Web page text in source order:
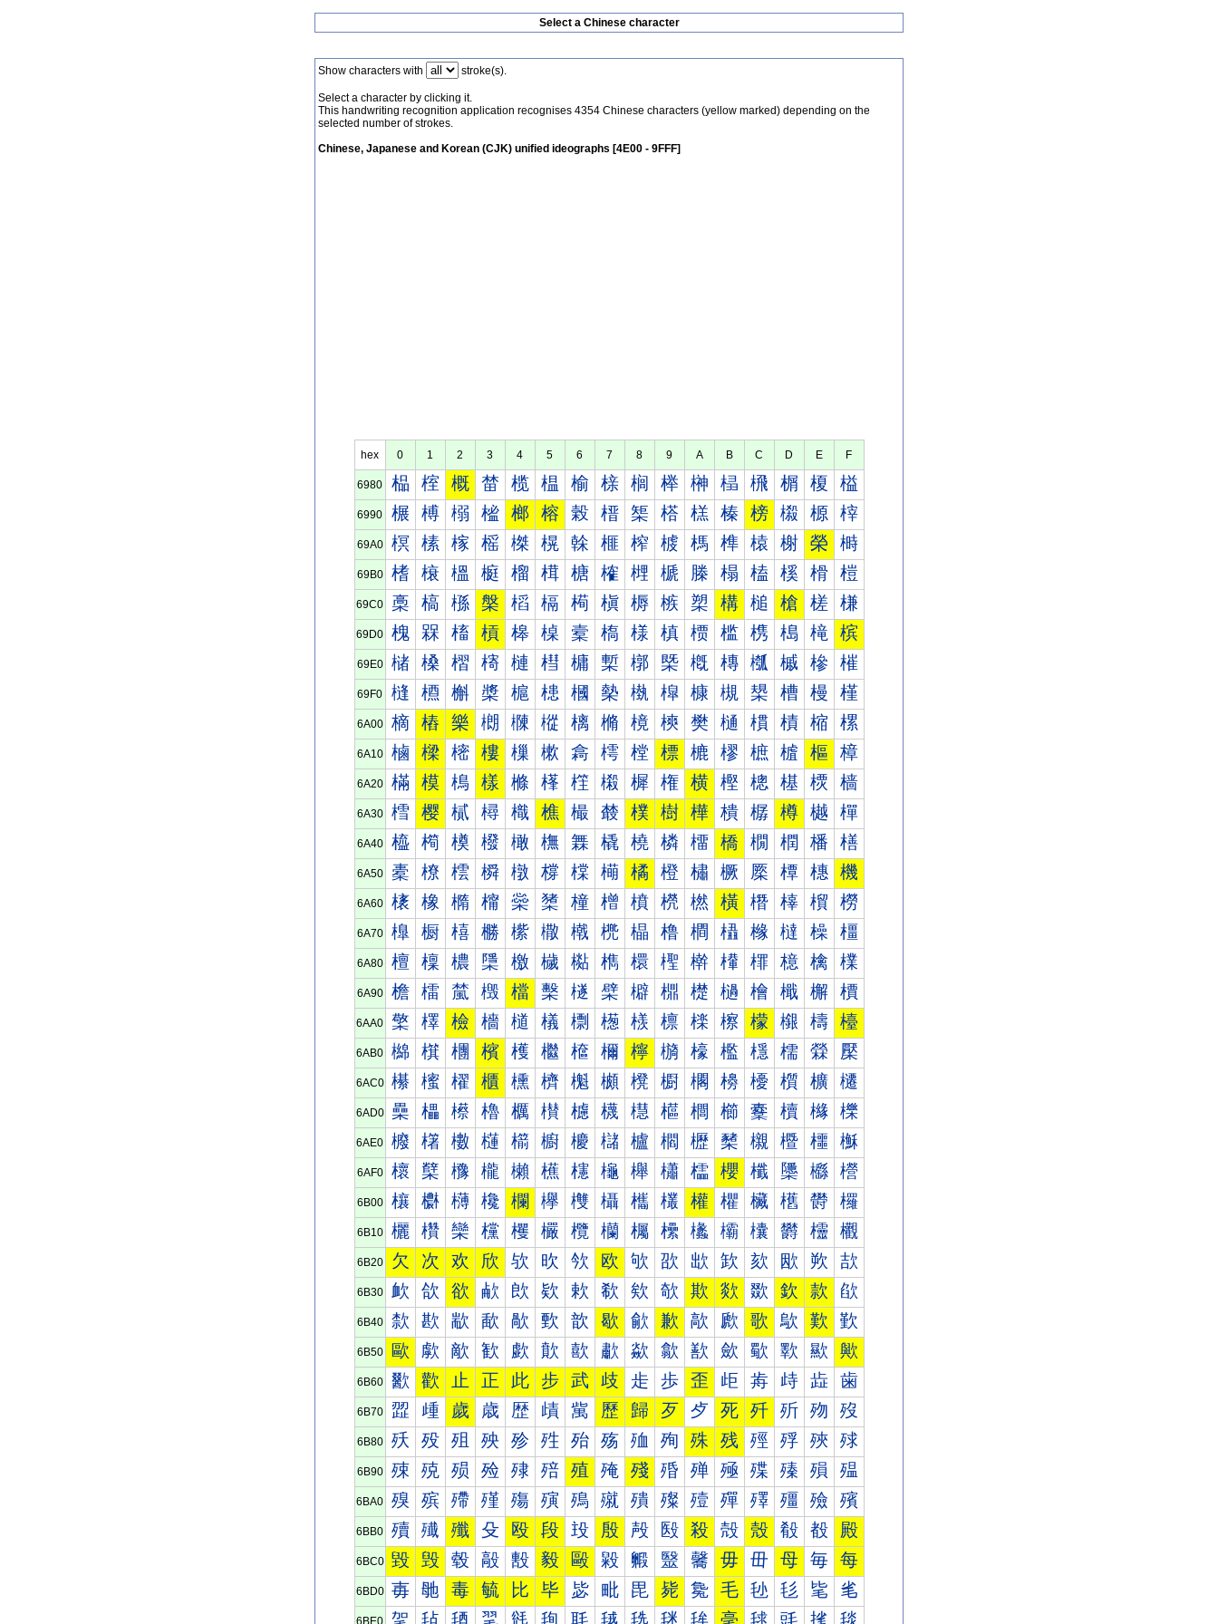
Select a Chinese character
Show characters with stroke(s).
Select a character by clicking it.
This handwriting recognition application recognises 4354 Chinese characters (yellow marked) depending on the
selected number of strokes.
Chinese, Japanese and Korean (CJK) unified ideographs [4E00 - 9FFF]
hex 0 1 2 3 4 5 6 7 8 9 A B C D E F
6980 榀 榁 概 榃 榄 榅 榆 榇 榈 榉 榊 榋 榌 榍 榎 榏
6990 榐 榑 榒 榓 榔 榕 榖 榗 榘 榙 榚 榛 榜 榝 榞 榟
69A0 榠 榡 榢 榣 榤 榥 榦 榧 榨 榩 榪 榫 榬 榭 榮 榯
69B0 榰 榱 榲 榳 榴 榵 榶 榷 榸 榹 榺 榻 榼 榽 榾 榿
69C0 槀 槁 槂 槃 槄 槅 槆 槇 槈 槉 槊 構 槌 槍 槎 槏
69D0 槐 槑 槒 槓 槔 槕 槖 槗 様 槙 槚 槛 槜 槝 槞 槟
69E0 槠 槡 槢 槣 槤 槥 槦 槧 槨 槩 槪 槫 槬 槭 槮 槯
69F0 槰 槱 槲 槳 槴 槵 槶 槷 槸 槹 槺 槻 槼 槽 槾 槿
6A00 樀 樁 樂 樃 樄 樅 樆 樇 樈 樉 樊 樋 樌 樍 樎 樏
6A10 樐 樑 樒 樓 樔 樕 樖 樗 樘 標 樚 樛 樜 樝 樞 樟
6A20 樠 模 樢 樣 樤 樥 樦 樧 樨 権 横 樫 樬 樭 樮 樯
6A30 樰 樱 樲 樳 樴 樵 樶 樷 樸 樹 樺 樻 樼 樽 樾 樿
6A40 橀 橁 橂 橃 橄 橅 橆 橇 橈 橉 橊 橋 橌 橍 橎 橏
6A50 橐 橑 橒 橓 橔 橕 橖 橗 橘 橙 橚 橛 橜 橝 橞 機
6A60 橠 橡 橢 橣 橤 橥 橦 橧 橨 橩 橪 橫 橬 橭 橮 橯
6A70 橰 橱 橲 橳 橴 橵 橶 橷 橸 橹 橺 橻 橼 橽 橾 橿
6A80 檀 檁 檂 檃 檄 檅 檆 檇 檈 檉 檊 檋 檌 檍 檎 檏
6A90 檐 檑 檒 檓 檔 檕 檖 檗 檘 檙 檚 檛 檜 檝 檞 檟
6AA0 檠 檡 檢 檣 檤 檥 檦 檧 檨 檩 檪 檫 檬 檭 檮 檯
6AB0 檰 檱 檲 檳 檴 檵 檶 檷 檸 檹 檺 檻 檼 檽 檾 檿
6AC0 櫀 櫁 櫂 櫃 櫄 櫅 櫆 櫇 櫈 櫉 櫊 櫋 櫌 櫍 櫎 櫏
6AD0 櫐 櫑 櫒 櫓 櫔 櫕 櫖 櫗 櫘 櫙 櫚 櫛 櫜 櫝 櫞 櫟
6AE0 櫠 櫡 櫢 櫣 櫤 櫥 櫦 櫧 櫨 櫩 櫪 櫫 櫬 櫭 櫮 櫯
6AF0 櫰 櫱 櫲 櫳 櫴 櫵 櫶 櫷 櫸 櫹 櫺 櫻 櫼 櫽 櫾 櫿
6B00 欀 欁 欂 欃 欄 欅 欆 欇 欈 欉 權 欋 欌 欍 欎 欏
6B10 欐 欑 欒 欓 欔 欕 欖 欗 欘 欙 欚 欛 欜 欝 欞 欟
6B20 欠 次 欢 欣 欤 欥 欦 欧 欨 欩 欪 欫 欬 欭 欮 欯
6B30 欰 欱 欲 欳 欴 欵 欶 欷 欸 欹 欺 欻 欼 欽 款 欿
6B40 歀 歁 歂 歃 歄 歅 歆 歇 歈 歉 歊 歋 歌 歍 歎 歏
6B50 歐 歑 歒 歓 歔 歕 歖 歗 歘 歙 歚 歛 歜 歝 歞 歟
6B60 歠 歡 止 正 此 步 武 歧 歨 歩 歪 歫 歬 歭 歮 歯
6B70 歰 歱 歲 歳 歴 歵 歶 歷 歸 歹 歺 死 歼 歽 歾 歿
6B80 殀 殁 殂 殃 殄 殅 殆 殇 殈 殉 殊 残 殌 殍 殎 殏
6B90 殐 殑 殒 殓 殔 殕 殖 殗 殘 殙 殚 殛 殜 殝 殞 殟
6BA0 殠 殡 殢 殣 殤 殥 殦 殧 殨 殩 殪 殫 殬 殭 殮 殯
6BB0 殰 殱 殲 殳 殴 段 殶 殷 殸 殹 殺 殻 殼 殽 殾 殿
6BC0 毀 毁 毂 毃 毄 毅 毆 毇 毈 毉 毊 毋 毌 母 毎 每
6BD0 毐 毑 毒 毓 比 毕 毖 毗 毘 毙 毚 毛 毜 毝 毞 毟
6BE0 毠 毡 毢 毣 毤 毥 毦 毧 毨 毩 毪 毫 毬 毭 毮 毯